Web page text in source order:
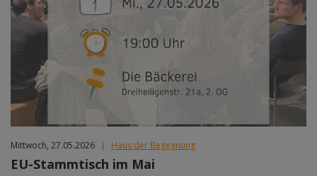
Mittwoch, 27.05.2026 | Haus der Begegnung
EU-Stammtisch im Mai